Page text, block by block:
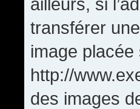
transférer
image
http://
des images